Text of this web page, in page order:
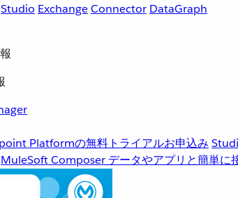
Studio ExchangeConnector DataGraph
Platformの無料トライアルお申込み
MuleSoft Composer データやアプリと簡単に